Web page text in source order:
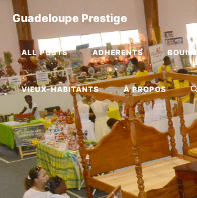
Guadeloupe Prestige
ALL POSTS ADHERENTS
VIEUX-HABITANTS À PROPOS